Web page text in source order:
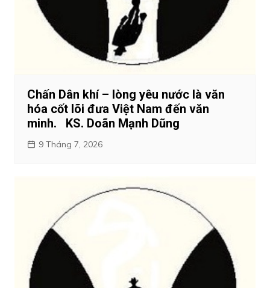
Chấn Dân khí – lòng yêu nước là văn
hóa cốt lõi đưa Việt Nam đến văn
minh. KS. Doãn Mạnh Dũng
9 Tháng 7, 2026